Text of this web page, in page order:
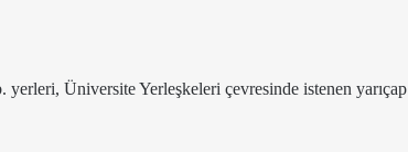
Üniversite Yerleşkeleri çevresinde istenen